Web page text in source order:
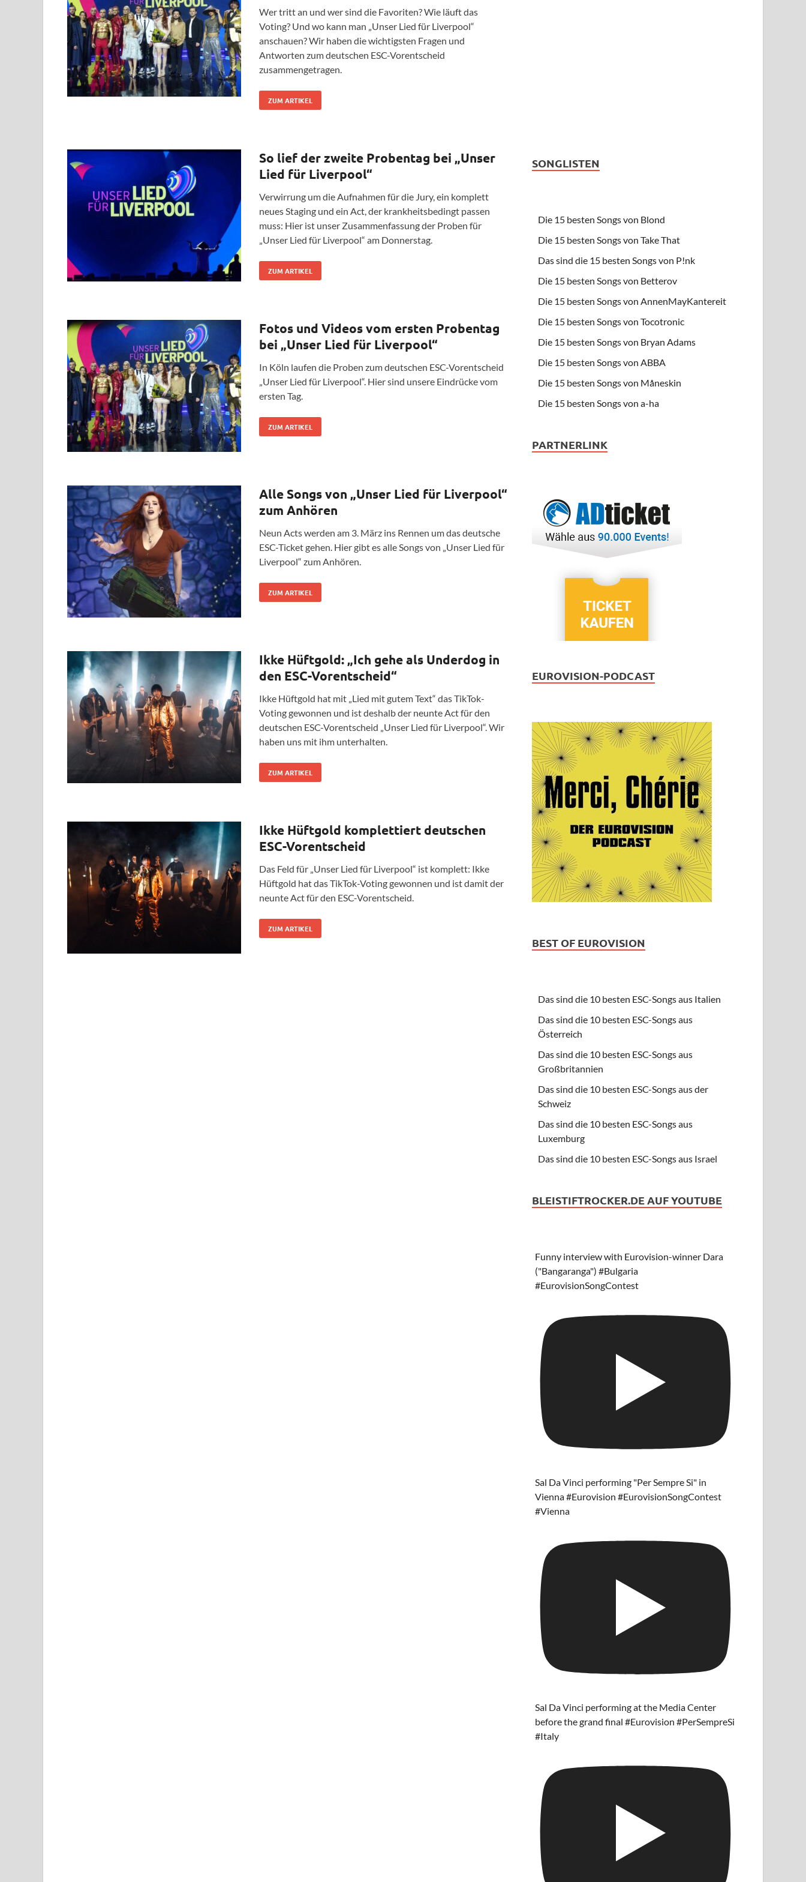
Wer tritt an und wer sind die Favoriten? Wie läuft das
Voting? Und wo kann man „Unser Lied für Liverpool“
anschauen? Wir haben die wichtigsten Fragen und
Antworten zum deutschen ESC-Vorentscheid
zusammengetragen.
ZUM ARTIKEL
So lief der zweite Probentag bei „Unser
Lied für Liverpool“
Verwirrung um die Aufnahmen für die Jury, ein komplett
neues Staging und ein Act, der krankheitsbedingt passen
muss: Hier ist unser Zusammenfassung der Proben für
„Unser Lied für Liverpool“ am Donnerstag.
ZUM ARTIKEL
Fotos und Videos vom ersten Probentag
bei „Unser Lied für Liverpool“
In Köln laufen die Proben zum deutschen ESC-Vorentscheid
„Unser Lied für Liverpool“. Hier sind unsere Eindrücke vom
ersten Tag.
ZUM ARTIKEL
Alle Songs von „Unser Lied für Liverpool“
zum Anhören
Neun Acts werden am 3. März ins Rennen um das deutsche
ESC-Ticket gehen. Hier gibt es alle Songs von „Unser Lied für
Liverpool“ zum Anhören.
ZUM ARTIKEL
Ikke Hüftgold: „Ich gehe als Underdog in
den ESC-Vorentscheid“
Ikke Hüftgold hat mit „Lied mit gutem Text“ das TikTok-
Voting gewonnen und ist deshalb der neunte Act für den
deutschen ESC-Vorentscheid „Unser Lied für Liverpool“. Wir
haben uns mit ihm unterhalten.
ZUM ARTIKEL
Ikke Hüftgold komplettiert deutschen
ESC-Vorentscheid
Das Feld für „Unser Lied für Liverpool“ ist komplett: Ikke
Hüftgold hat das TikTok-Voting gewonnen und ist damit der
neunte Act für den ESC-Vorentscheid.
ZUM ARTIKEL
SONGLISTEN
Die 15 besten Songs von Blond
Die 15 besten Songs von Take That
Das sind die 15 besten Songs von P!nk
Die 15 besten Songs von Betterov
Die 15 besten Songs von AnnenMayKantereit
Die 15 besten Songs von Tocotronic
Die 15 besten Songs von Bryan Adams
Die 15 besten Songs von ABBA
Die 15 besten Songs von Måneskin
Die 15 besten Songs von a-ha
PARTNERLINK
EUROVISION-PODCAST
BEST OF EUROVISION
Das sind die 10 besten ESC-Songs aus Italien
Das sind die 10 besten ESC-Songs aus
Österreich
Das sind die 10 besten ESC-Songs aus
Großbritannien
Das sind die 10 besten ESC-Songs aus der
Schweiz
Das sind die 10 besten ESC-Songs aus
Luxemburg
Das sind die 10 besten ESC-Songs aus Israel
BLEISTIFTROCKER.DE AUF YOUTUBE
Funny interview with Eurovision-winner Dara
("Bangaranga") #Bulgaria
#EurovisionSongContest
Sal Da Vinci performing "Per Sempre Si" in
Vienna #Eurovision #EurovisionSongContest
#Vienna
Sal Da Vinci performing at the Media Center
before the grand final #Eurovision #PerSempreSi
#Italy